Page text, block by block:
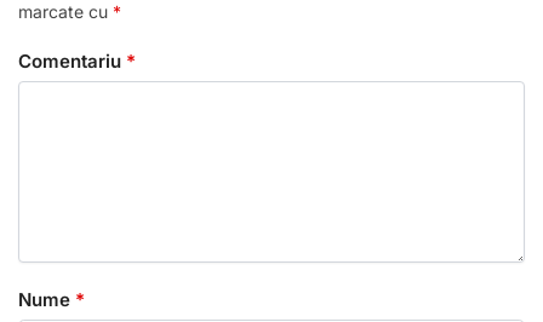
marcate cu *
Comentariu *
Nume *